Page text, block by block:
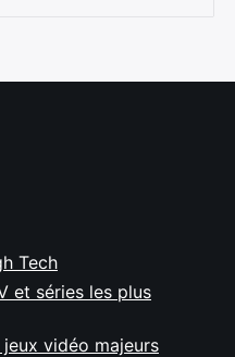
Tech
et séries les plus
vidéo majeurs